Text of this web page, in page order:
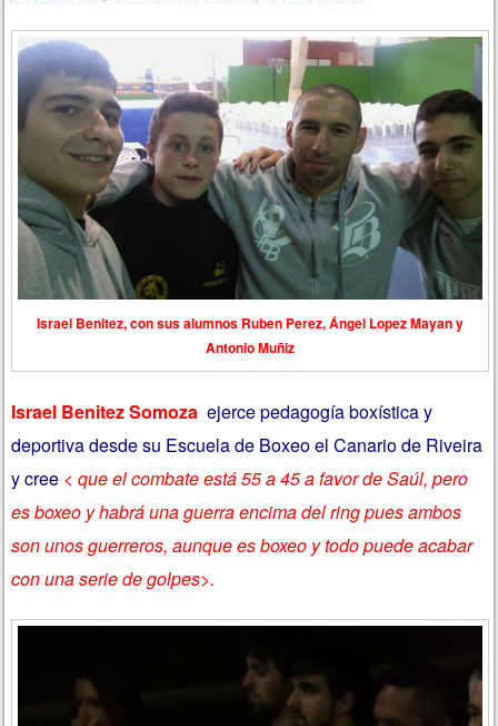
Israel Benitez, con sus alumnos Ruben Perez, Ángel Lopez Mayan y
Antonio Muñiz
Israel Benitez Somoza ejerce pedagogía boxística y
deportiva desde su Escuela de Boxeo el Canario de Riveira
y cree < que el combate está 55 a 45 a favor de Saúl, pero
es boxeo y habrá una guerra encima del ring pues ambos
son unos guerreros, aunque es boxeo y todo puede acabar
con una serie de golpes>.